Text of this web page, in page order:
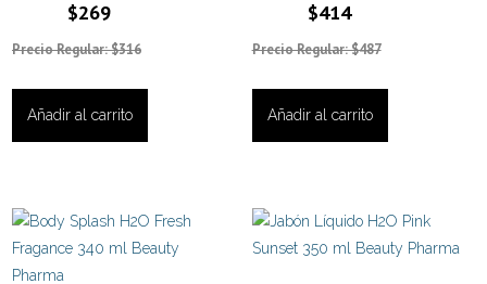
$269
Precio Regular: $316
Añadir al carrito
$414
Precio Regular: $487
Añadir al carrito